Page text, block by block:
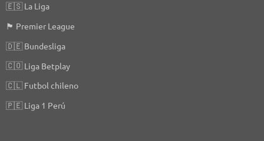
🇪🇸La Liga
🏴󠁧󠁢󠁥󠁮󠁧󠁿 Premier League
🇩🇪Bundesliga
🇨🇴Liga Betplay
🇨🇱Futbol chileno
🇵🇪Liga 1 Perú